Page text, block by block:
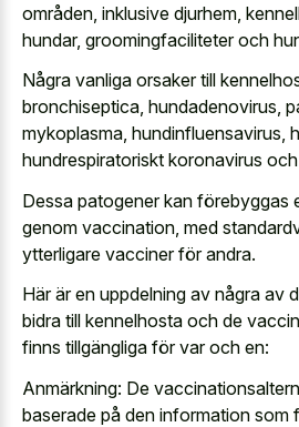
områden, inklusive djurhem,
hundar, groomingfaciliteter och
Några vanliga orsaker till
bronchiseptica, hundadenovirus,
mykoplasma, hundinfluensavirus,
hundrespiratoriskt koronavirus
Dessa patogener kan förebyggas
genom vaccination, med
ytterligare vacciner för andra.
Här är en uppdelning av några av
bidra till kennelhosta och de
finns tillgängliga för var och en:
Anmärkning: De
baserade på den information som